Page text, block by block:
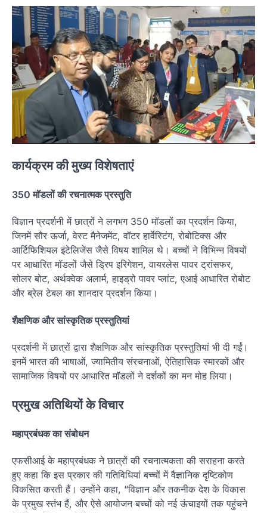
कार्यक्रम की मुख्य विशेषताएं
350 मॉडलों की रचनात्मक प्रस्तुति
विज्ञान प्रदर्शनी में छात्रों ने लगभग 350 मॉडलों का प्रदर्शन किया,
जिनमें सौर ऊर्जा, वेस्ट मैनेजमेंट, वॉटर हार्वेस्टिंग, रोबोटिक्स और
आर्टिफिशियल इंटेलिजेंस जैसे विषय शामिल थे। बच्चों ने विभिन्न विषयों
पर आधारित मॉडलों जैसे ड्रिप इरिगेशन, वायरलेस पावर ट्रांसफर,
सोलर बोट, अर्थक्वेक अलार्म, हाइड्रो पावर प्लांट, एआई आधारित रोबोट
और ब्रेल टेबल का शानदार प्रदर्शन किया।
शैक्षणिक और सांस्कृतिक प्रस्तुतियां
प्रदर्शनी में छात्रों द्वारा शैक्षणिक और सांस्कृतिक प्रस्तुतियां भी दी गईं।
इनमें भारत की भाषाओं, ज्यामितीय संरचनाओं, ऐतिहासिक स्मारकों और
सामाजिक विषयों पर आधारित मॉडलों ने दर्शकों का मन मोह लिया।
प्रमुख अतिथियों के विचार
महाप्रबंधक का संबोधन
एफसीआई के महाप्रबंधक ने छात्रों की रचनात्मकता की सराहना करते
हुए कहा कि इस प्रकार की गतिविधियां बच्चों में वैज्ञानिक दृष्टिकोण
विकसित करती हैं। उन्होंने कहा, “विज्ञान और तकनीक देश के विकास
के प्रमुख स्तंभ हैं, और ऐसे आयोजन बच्चों को नई ऊंचाइयों तक पहुंचने